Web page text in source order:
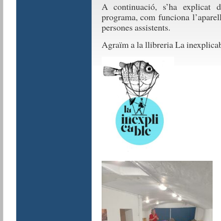
A continuació, s’ha explicat
programa, com funciona
persones assistents.
Agraïm a la llibreria La